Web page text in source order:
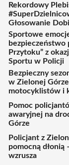
Rekordowy
Głosowanie
Sportowe
bezpieczeństwo
Przytoku” z
Sportu w Policji
Bezpieczny
w Zielonej
motocyklistów i
Pomoc
awaryjnej na
Górze
Policjant z
pomocną
wzrusza